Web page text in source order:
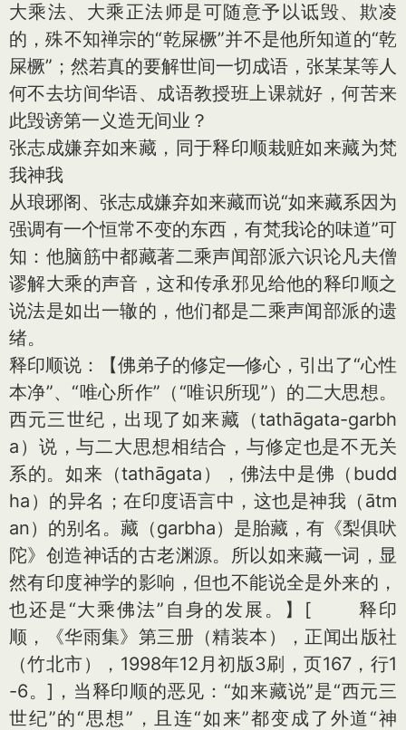
大乘法、大乘正法师是可随意予以诋毁、欺凌
的，殊不知禅宗的“乾屎橛”并不是他所知道的“乾
屎橛”；然若真的要解世间一切成语，张某某等人
何不去坊间华语、成语教授班上课就好，何苦来
此毁谤第一义造无间业？
张志成嫌弃如来藏，同于释印顺栽赃如来藏为梵
我神我
从琅琊阁、张志成嫌弃如来藏而说“如来藏系因为
强调有一个恒常不变的东西，有梵我论的味道”可
知：他脑筋中都藏著二乘声闻部派六识论凡夫僧
谬解大乘的声音，这和传承邪见给他的释印顺之
说法是如出一辙的，他们都是二乘声闻部派的遗
绪。
释印顺说：【佛弟子的修定—修心，引出了“心性
本净”、“唯心所作”（“唯识所现”）的二大思想。
西元三世纪，出现了如来藏（tathāgata-garbh
a）说，与二大思想相结合，与修定也是不无关
系的。如来（tathāgata），佛法中是佛（budd
ha）的异名；在印度语言中，这也是神我（ātm
an）的别名。藏（garbha）是胎藏，有《梨俱吠
陀》创造神话的古老渊源。所以如来藏一词，显
然有印度神学的影响，但也不能说全是外来的，
也还是“大乘佛法”自身的发展。】 [ 释印
顺，《华雨集》第三册（精装本），正闻出版社
（竹北市），1998年12月初版3刷，页167，行1
-6。] ，当释印顺的恶见：“如来藏说”是“西元三
世纪”的“思想”，且连“如来”都变成了外道“神